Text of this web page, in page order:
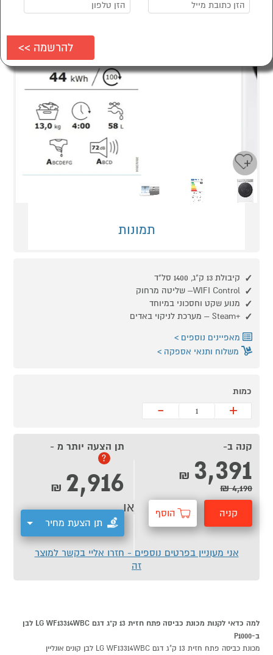
תמונות
קיבולת 13 ק"ג, 1400 סל"ד
WIFI Control– שליטה מרחוק
מנוע שקט וחסכוני במיוחד
+Steam – מערכת לניקוי באדים
מאפיינים נוספים
משלוח ותנאי אספקה
כמות
+
-
קנה ב-
3,391
₪
4,190 ₪
קניה הוסף
תן הצעה יותר מ -
?
2,916
₪
תן הצעת מחיר
או
אני מעוניין בפרטים נוספים - חזרו אליי בקשר למוצר
זה
למה כדאי לקנות מכונת כביסה פתח חזית 13 ק"ג דגם LG WF13314WBC לבן
ב-P1000
מכונת כביסה פתח חזית 13 ק"ג דגם LG WF13314WBC לבן קונים אונליין